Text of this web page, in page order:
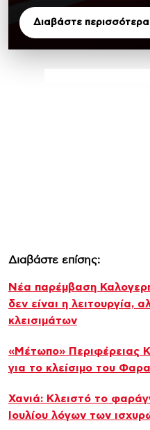
Διαβάστε περισσότερα
Διαβάστε επίσης:
Νέα παρέμβαση
δεν είναι η λειτουργία,
κλεισιμάτων
«Μέτωπο» Περιφέρειας
για το κλείσιμο του
Χανιά: Κλειστό το
Ιουλίου λόγων των